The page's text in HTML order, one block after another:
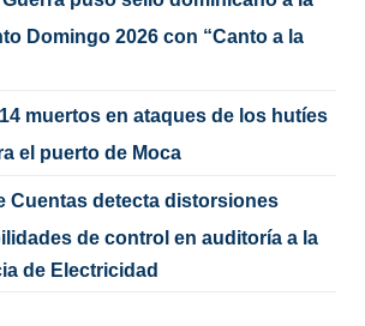
Domingo 2026 con “Canto a la
muertos en ataques de los hutíes
el puerto de Moca
Cuentas detecta distorsiones
de control en auditoría a la
de Electricidad